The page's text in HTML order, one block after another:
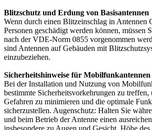
Blitzschutz und Erdung von Basisantennen
Wenn durch einen Blitzeinschlag in Antennen
Personen geschädigt werden können, müssen
nach der VDE-Norm 0855 vorgenommen
sind Antennen auf Gebäuden mit
einzubeziehen.
Sicherheitshinweise für Mobilfunkantennen
Bei der Installation und Nutzung von
bestimmte Sicherheitsvorkehrungen zu treffen,
Gefahren zu minimieren und die optimale
sicherzustellen. Augenschutz: Halten Sie
und beim Betrieb der Antenne einen